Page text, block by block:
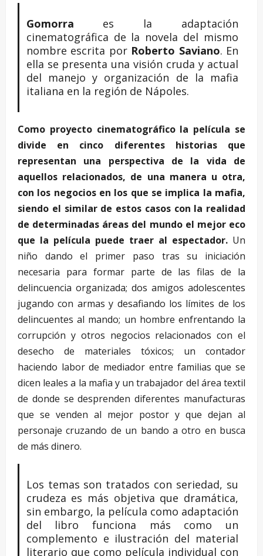
Gomorra es la adaptación
cinematográfica de la novela del mismo
nombre escrita porRoberto Saviano. En
ella se presenta una visión cruda y actual
del manejo y organización de la mafia
italiana en la región de Nápoles.
Como proyecto cinematográfico la película se
divide en cinco diferentes historias que
representan una perspectiva de la vida de
aquellos relacionados, de una manera u otra,
con los negocios en los que se implica la mafia,
siendo el similar de estos casos con la realidad
de determinadas áreas del mundo el mejor eco
que la película puede traer al espectador. Un
niño dando el primer paso tras su iniciación
necesaria para formar parte de las filas de la
delincuencia organizada; dos amigos adolescentes
jugando con armas y desafiando los límites de los
delincuentes al mando; un hombre enfrentando la
corrupción y otros negocios relacionados con el
desecho de materiales tóxicos; un contador
haciendo labor de mediador entre familias que se
dicen leales a la mafia y un trabajador del área textil
de donde se desprenden diferentes manufacturas
que se venden al mejor postor y que dejan al
personaje cruzando de un bando a otro en busca
de más dinero.
Los temas son tratados con seriedad, su
crudeza es más objetiva que dramática,
sin embargo, la película como adaptación
del libro funciona más como un
complemento e ilustración del material
literario que como película individual con